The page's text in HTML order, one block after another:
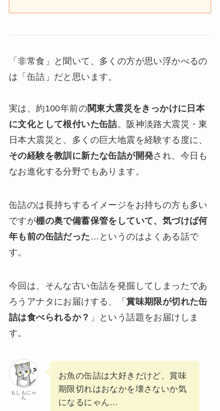
「非常食」と聞いて、多くの方が思い浮かべるの
は「缶詰」だと思います。
実は、約100年前の関東大震災をきっかけに日本
に文化として根付いた缶詰。阪神淡路大震災・東
日本大震災と、多くの巨大地震を経験する度に、
その経験を教訓に新たな缶詰が開発され、今日も
なお進化する分野でもあります。
缶詰のは長持ちするイメージをお持ちの方も多い
ですが棚の奥で備蓄保管をしていて、気づけば何
年も前の缶詰だった …というのはよくある話で
す。
今回は、そんな古い缶詰を発掘してしまったであ
ろうアナタにお届けする、「 賞味期限が切れた缶
詰は食べられるか？ 」という話題をお届けしま
す。
もしもにゃ
ん
お魚の缶詰は大好きだけど、賞味
期限切れはおなかを壊さないか気
になるにゃん…